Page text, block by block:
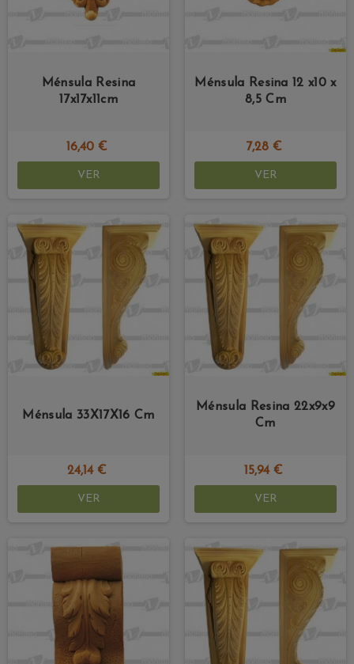
Ménsula Resina
17x17x11cm
16,40 €
VER
Ménsula Resina 12 x10 x
8,5 Cm
7,28 €
VER
Ménsula 33X17X16 Cm
24,14 €
VER
Ménsula Resina 22x9x9
Cm
15,94 €
VER